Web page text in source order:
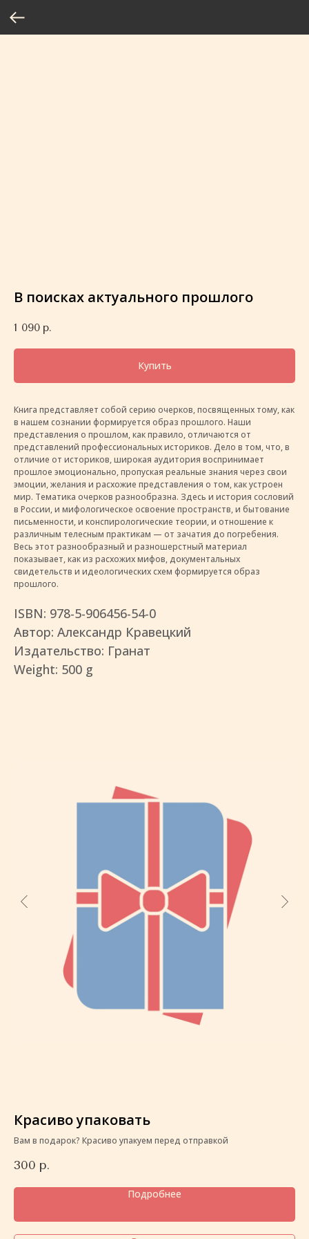
В поисках актуального прошлого
1 090 р.
Купить
Книга представляет собой серию очерков, посвященных тому, как
в нашем сознании формируется образ прошлого. Наши
представления о прошлом, как правило, отличаются от
представлений профессиональных историков. Дело в том, что, в
отличие от историков, широкая аудитория воспринимает
прошлое эмоционально, пропуская реальные знания через свои
эмоции, желания и расхожие представления о том, как устроен
мир. Тематика очерков разнообразна. Здесь и история сословий
в России, и мифологическое освоение пространств, и бытование
письменности, и конспирологические теории, и отношение к
различным телесным практикам — от зачатия до погребения.
Весь этот разнообразный и разношерстный материал
показывает, как из расхожих мифов, документальных
свидетельств и идеологических схем формируется образ
прошлого.
ISBN: 978-5-906456-54-0
Автор: Александр Кравецкий
Издательство: Гранат
Weight: 500 g
Красиво упаковать
Вам в подарок? Красиво упакуем перед отправкой
300 р.
Подробнее